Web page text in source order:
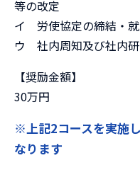
等の改定
イ 労使協定の締結・
ウ 社内周知及び社内
【奨励金額】
30万円
※上記2コースを実施
なります